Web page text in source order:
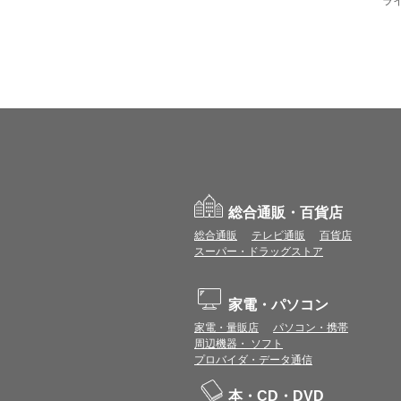
総合通販・百貨店
総合通販 テレビ通販
百貨店
スーパー・ドラッグストア
家電・パソコン
家電・量販店
パソコン・携帯
周辺機器・ ソフト
プロバイダ・データ通信
本・CD・DVD